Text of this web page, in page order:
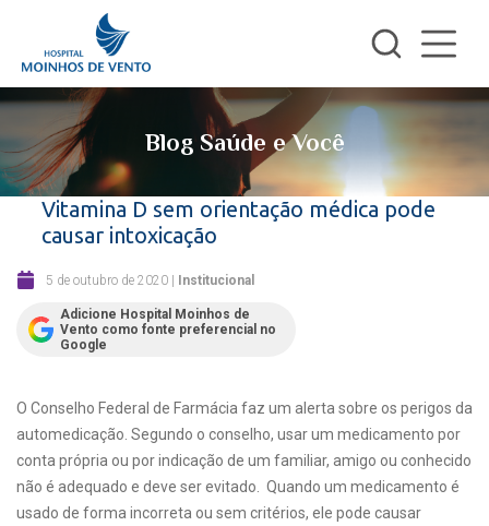
Blog Saúde e Você
Vitamina D sem orientação médica pode
causar intoxicação
5 de outubro de 2020 | Institucional
Adicione Hospital Moinhos de
Vento como fonte preferencial no
Google
O Conselho Federal de Farmácia faz um alerta sobre os perigos da
automedicação. Segundo o conselho, usar um medicamento por
conta própria ou por indicação de um familiar, amigo ou conhecido
não é adequado e deve ser evitado.
Quando um medicamento é
usado de forma incorreta ou sem critérios, ele pode causar